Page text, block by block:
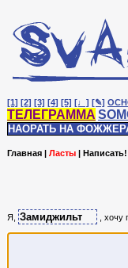
[1] [2] [3] [4] [5] [♩] [✎]
ТЕЛЕГРАММА
НАОРАТЬ НА
Главная | Ласты | Написать!
Я, , хочу